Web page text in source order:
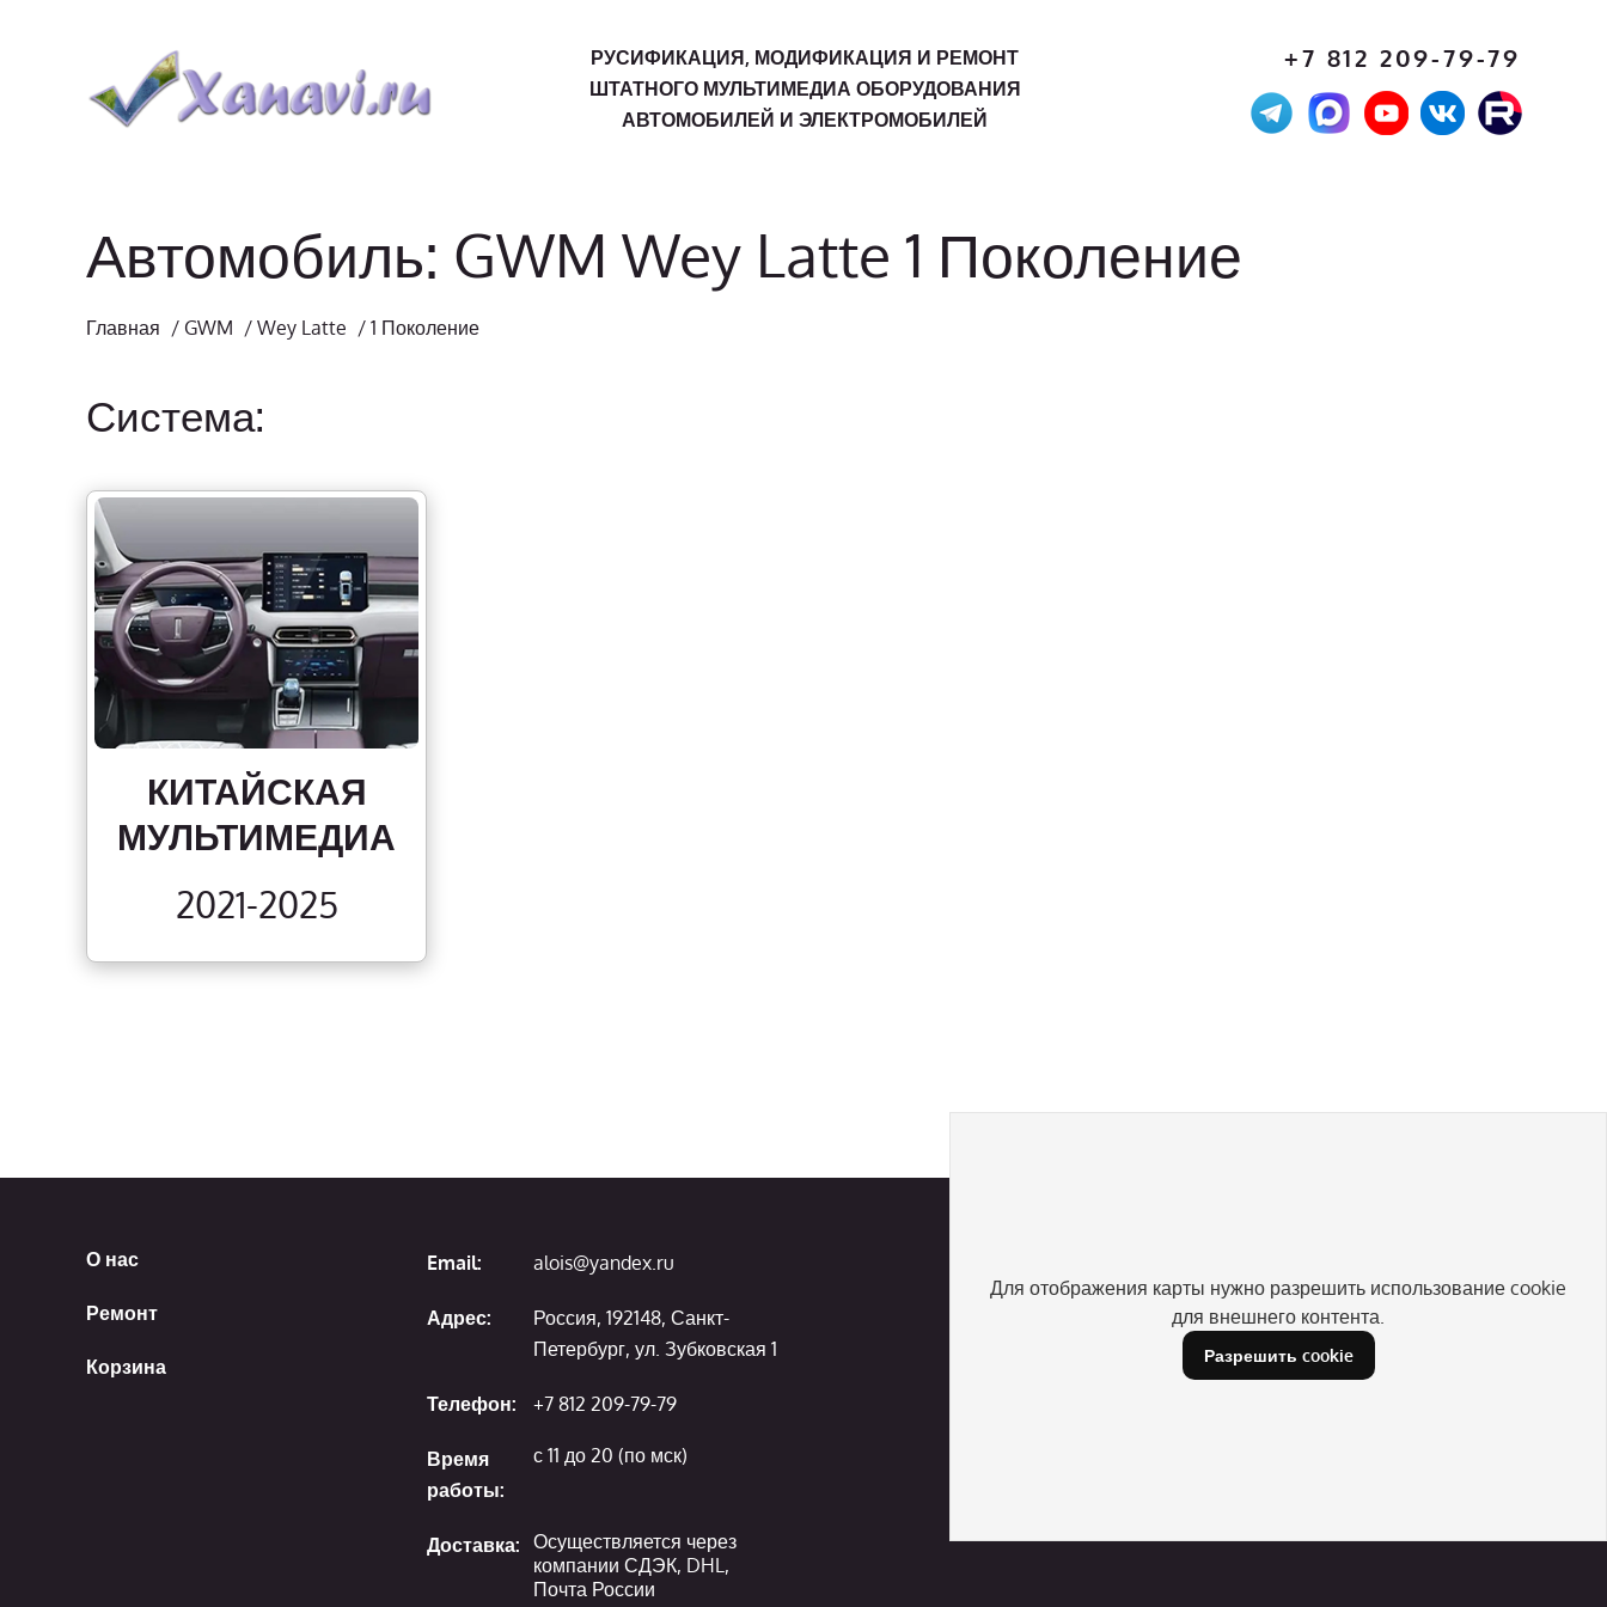
РУСИФИКАЦИЯ, МОДИФИКАЦИЯ И РЕМОНТ
ШТАТНОГО МУЛЬТИМЕДИА ОБОРУДОВАНИЯ
АВТОМОБИЛЕЙ И ЭЛЕКТРОМОБИЛЕЙ
+7 812 209-79-79
Автомобиль: GWM Wey Latte 1 Поколение
Главная / GWM / Wey Latte / 1 Поколение
Система:
КИТАЙСКАЯ
МУЛЬТИМЕДИА
2021-2025
О нас
Ремонт
Корзина
Email: alois@yandex.ru
Адрес:
Россия, 192148, Санкт-
Петербург, ул. Зубковская 1
Телефон: +7 812 209-79-79
Время
работы:
с 11 до 20 (по мск)
Доставка: Осуществляется через
компании СДЭК, DHL,
Почта России
Для отображения карты нужно разрешить использование cookie
для внешнего контента.
Разрешить cookie